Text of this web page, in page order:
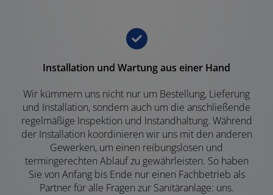
Installation und Wartung aus einer Hand
Wir kümmern uns nicht nur um Bestellung, Lieferung
und Installation, sondern auch um die anschließende
regelmäßige Inspektion und Instandhaltung. Während
der Installation koordinieren wir uns mit den anderen
Gewerken, um einen reibungslosen und
termingerechten Ablauf zu gewährleisten. So haben
Sie von Anfang bis Ende nur einen Fachbetrieb als
Partner für alle Fragen zur Sanitäranlage: uns.